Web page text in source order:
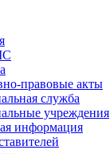
правовые акты
служба
учреждения
информация